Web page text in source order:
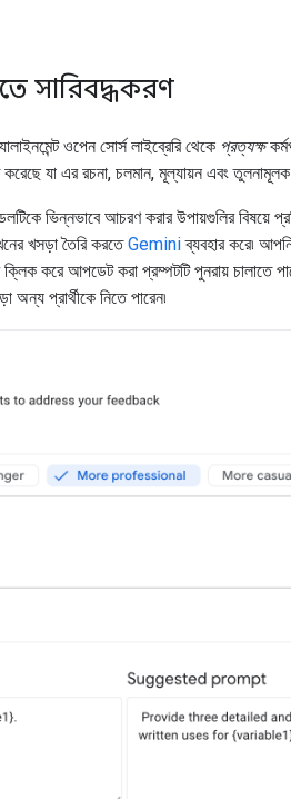
সারিবদ্ধকরণ
ওপেন সোর্স লাইব্রেরি থেকে প্রত্যক্ষ
করেছে যা এর রচনা, চলমান, মূল্যায়ন এবং
ভিন্নভাবে আচরণ করার উপায়গুলির বিষয়ে
খসড়া তৈরি করতেGeminiব্যবহার করে৷
করে আপডেট করা প্রম্পটটি পুনরায় চালাতে
প্রার্থীকে নিতে পারেন৷